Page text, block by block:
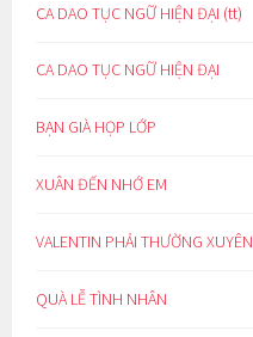
CA DAO TỤC NGỮ HIỆN ĐẠI (tt)
CA DAO TỤC NGỮ HIỆN ĐẠI
BẠN GIÀ HỌP LỚP
XUÂN ĐẾN NHỚ EM
VALENTIN PHẢI THƯỜNG XUYÊN
QUÀ LỄ TÌNH NHÂN